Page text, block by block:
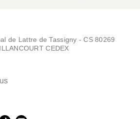
de Lattre de Tassigny - CS 80269
CEDEX